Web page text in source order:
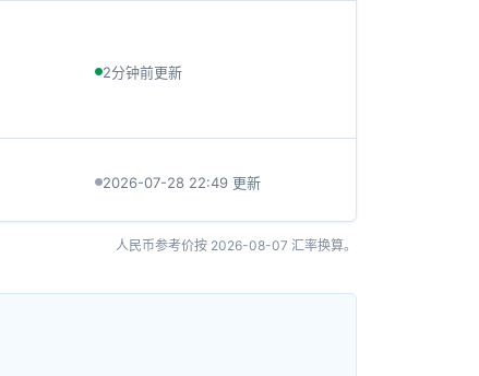
2分钟前更新
2026-07-28 22:49 更新
人民币参考价按 2026-08-07 汇率换算。